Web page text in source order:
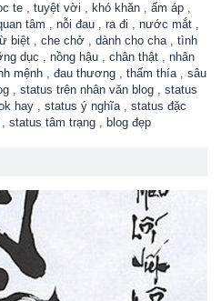
te , tuyệt vời , khó khăn , ấm áp ,
tâm , nỗi đau , ra đi , nước mắt ,
biệt , che chở , dành cho cha, tình
dục , nồng hậu , chân thật , nhân
mệnh , đau thương , thấm thía, sâu
, status trên nhân văn blog , status
hay , status ý nghĩa, status đặc
, status tâm trạng , blog đẹp